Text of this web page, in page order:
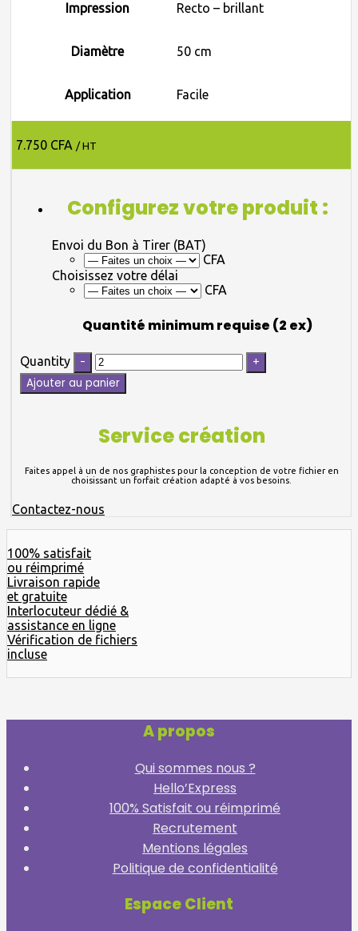
Impression Recto – brillant
Diamètre 50 cm
Application Facile
7.750 CFA / HT
Configurez votre produit :
Envoi du Bon à Tirer (BAT)
CFA
Choisissez votre délai
CFA
Quantité minimum requise (2 ex)
Quantity
Ajouter au panier
Service création
Faites appel à un de nos graphistes pour la conception de votre fichier en
choisissant un forfait création adapté à vos besoins.
Contactez-nous
100% satisfait
ou réimprimé
Livraison rapide
et gratuite
Interlocuteur dédié &
assistance en ligne
Vérification de fichiers
incluse
A propos
Qui sommes nous ?
Hello’Express
100% Satisfait ou réimprimé
Recrutement
Mentions légales
Politique de confidentialité
Espace Client